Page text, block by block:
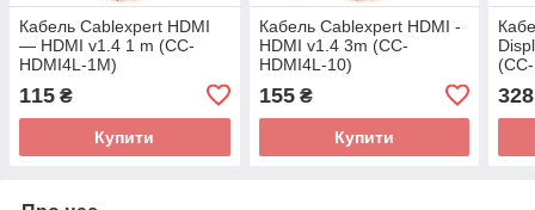
Кабель Cablexpert HDMI
— HDMI v1.4 1 m (CC-
HDMI4L-1M)
115 ₴
Купити
Кабель Cablexpert HDMI -
HDMI v1.4 3m (CC-
HDMI4L-10)
155₴
Купити
328